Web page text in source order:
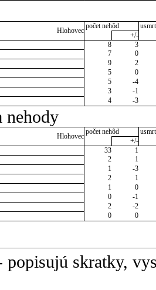
Hlohovec
počet nehôd
+/-
8
3
7
0
9
2
5
0
5
-4
3
-1
4 -3
nehody
Hlohovec
počet nehôd
+/-
33
1
2
1
1
-3
2
1
1
0
0
-1
2
-2
0 0
popisujú skratky,